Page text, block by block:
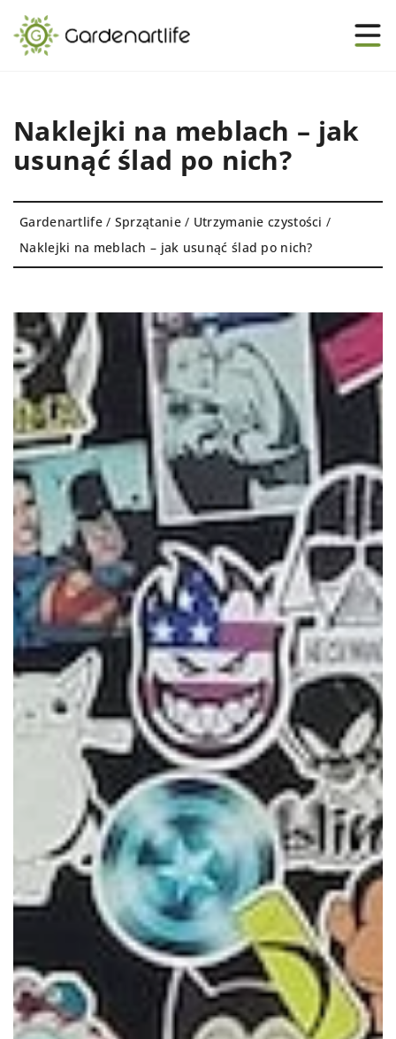
Naklejki na meblach – jak
usunąć ślad po nich?
Gardenartlife/ Sprzątanie/ Utrzymanie czystości /
Naklejki na meblach – jak usunąć ślad po nich?